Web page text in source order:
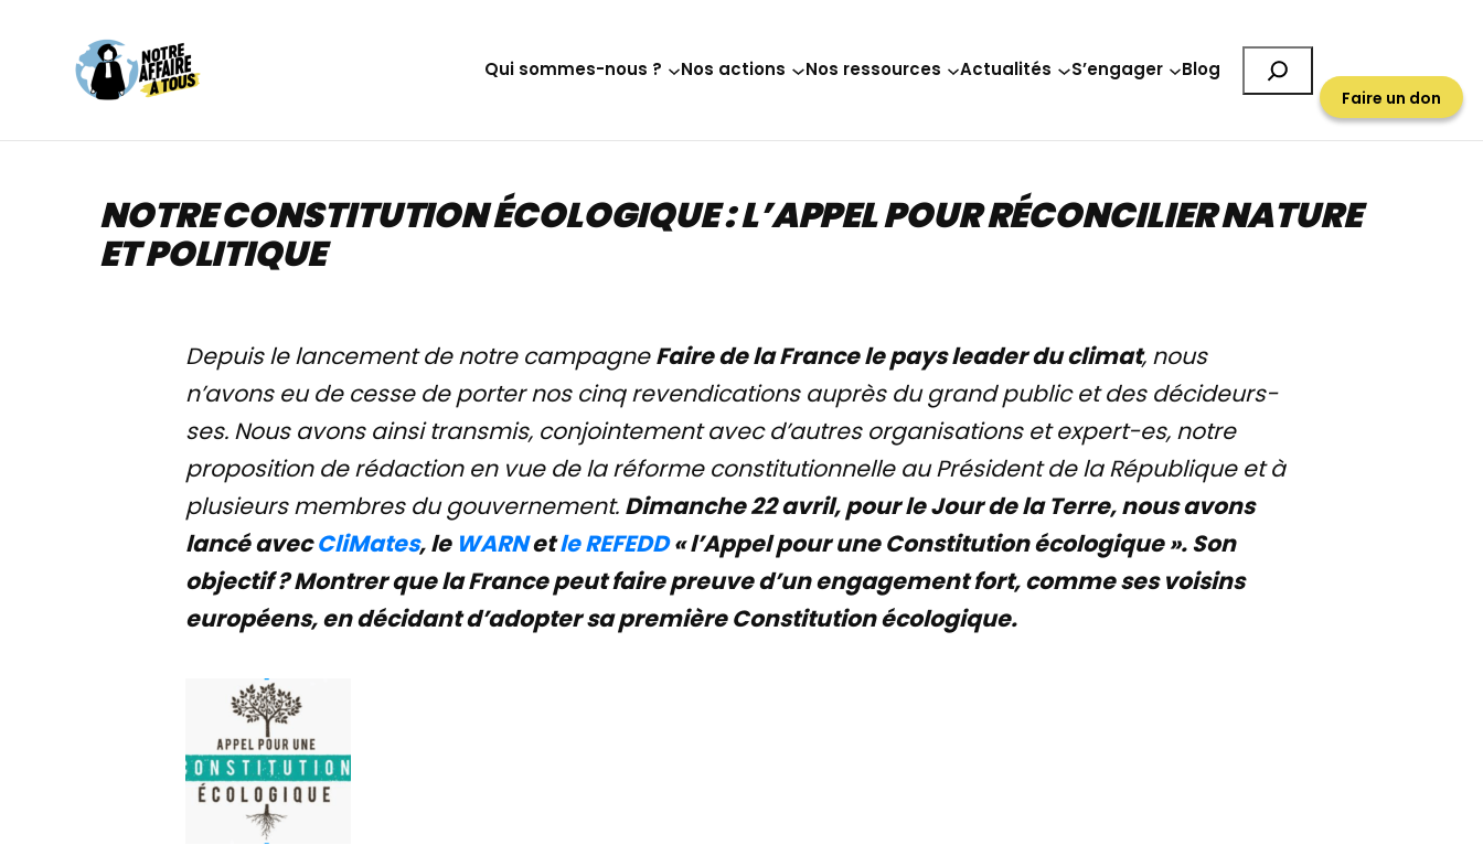
contenu
Qui sommes-nous ? Nos actions Nos ressources Actualités S’engager Blog
Faire un don
NOTRE CONSTITUTION ÉCOLOGIQUE : L’APPEL POUR RÉCONCILIER NATURE
ET POLITIQUE
Depuis le lancement de notre campagneFaire de la France le pays leader du climat, nous
n’avons eu de cesse de porter nos cinq revendications auprès du grand public et des décideurs-
ses. Nous avons ainsi transmis, conjointement avec d’autres organisations et expert-es, notre
proposition de rédaction en vue de la réforme constitutionnelle au Président de la République et à
plusieurs membres du gouvernement. Dimanche 22 avril, pour le Jour de la Terre, nous avons
lancé avecCliMates, le WARNetle REFEDD« l’Appel pour une Constitution écologique ». Son
objectif ? Montrer que la France peut faire preuve d’un engagement fort, comme ses voisins
européens, en décidant d’adopter sa première Constitution écologique.